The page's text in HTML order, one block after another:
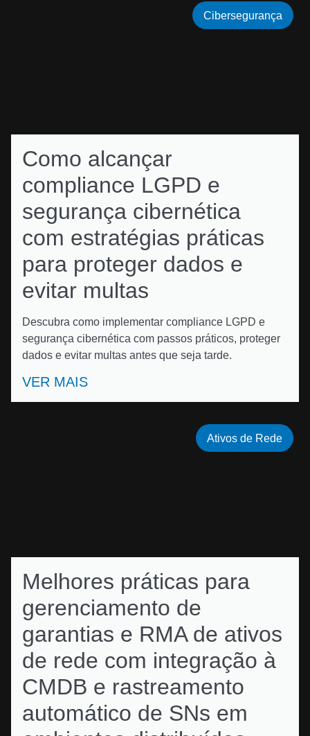
Como alcançar
compliance LGPD e
segurança cibernética
com estratégias práticas
para proteger dados e
evitar multas
Descubra como implementar compliance LGPD e
segurança cibernética com passos práticos, proteger
dados e evitar multas antes que seja tarde.
VER MAIS
Cibersegurança
Melhores práticas para
gerenciamento de
garantias e RMA de ativos
de rede com integração à
CMDB e rastreamento
automático de SNs em
Ativos de Rede